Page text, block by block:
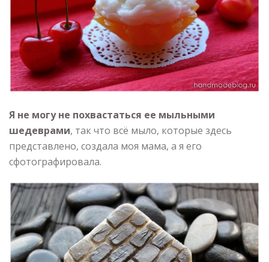
Я не могу не похвастаться ее мыльными
шедеврами, так что всё мыло, которые здесь
представлено, создала моя мама, а я его
сфотографировала.